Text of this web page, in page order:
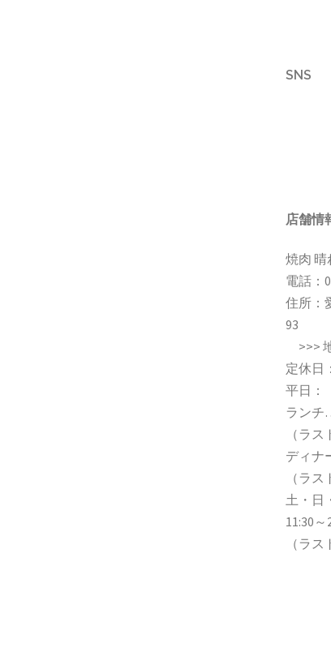
SNS
店舗情
焼肉 晴
電話：
住所：
93
>>>
定休日
平日：
ランチ
（ラス
ディナ
（ラス
土・日
11:30～
（ラス